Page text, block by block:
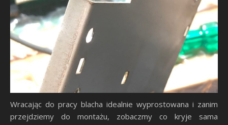
Wracając do pracy blacha idealnie wyprostowana i zanim
przejdziemy do montażu, zobaczmy co kryje sama